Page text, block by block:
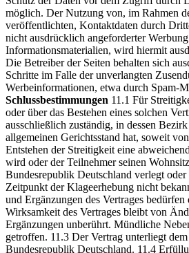
möglich. Der Nutzung von, im Rahmen
veröffentlichten, Kontaktdaten durch
nicht ausdrücklich angeforderter
Informationsmaterialien, wird hiermit
Die Betreiber der Seiten behalten sich
Schritte im Falle der unverlangten
Werbeinformationen, etwa durch Spam-
Schlussbestimmungen 11.1 Für
oder über das Bestehen eines solchen
ausschließlich zuständig, in dessen
allgemeinen Gerichtsstand hat, soweit
Entstehen der Streitigkeit eine
wird oder der Teilnehmer seinen
Bundesrepublik Deutschland verlegt
Zeitpunkt der Klageerhebung nicht
und Ergänzungen des Vertrages
Wirksamkeit des Vertrages bleibt von
Ergänzungen unberührt. Mündliche
getroffen. 11.3 Der Vertrag unterliegt
Bundesrepublik Deutschland. 11.4